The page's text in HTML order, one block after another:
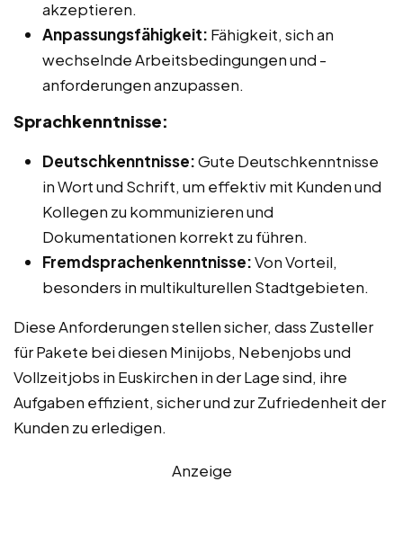
akzeptieren.
Anpassungsfähigkeit: Fähigkeit, sich an
wechselnde Arbeitsbedingungen und -
anforderungen anzupassen.
Sprachkenntnisse:
Deutschkenntnisse:Gute Deutschkenntnisse
in Wort und Schrift, um effektiv mit Kunden und
Kollegen zu kommunizieren und
Dokumentationen korrekt zu führen.
Fremdsprachenkenntnisse:Von Vorteil,
besonders in multikulturellen Stadtgebieten.
Diese Anforderungen stellen sicher, dass Zusteller
für Pakete bei diesen Minijobs, Nebenjobs und
Vollzeitjobs in Euskirchen in der Lage sind, ihre
Aufgaben effizient, sicher und zur Zufriedenheit der
Kunden zu erledigen.
Anzeige